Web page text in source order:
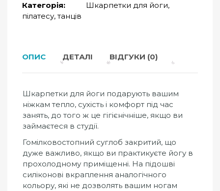
Категорія:
Шкарпетки для йоги,
пілатесу, танців
ОПИС ДЕТАЛІ ВІДГУКИ (0)
Шкарпетки для йоги подарують вашим
ніжкам тепло, сухість і комфорт під час
занять, до того ж це гігієнічніше, якщо ви
займаєтеся в студії.
Гомілковостопний суглоб закритий, що
дуже важливо, якщо ви практикуєте йогу в
прохолодному приміщенні. На підошві
силіконові вкраплення аналогічного
кольору, які не дозволять вашим ногам